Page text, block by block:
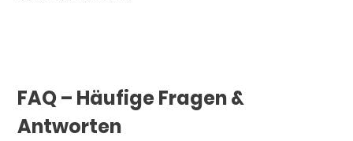
FAQ – Häufige Fragen &
Antworten